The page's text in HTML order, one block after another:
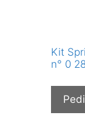
Kit
n° 0